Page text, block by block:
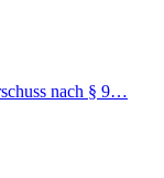
nach § 9…